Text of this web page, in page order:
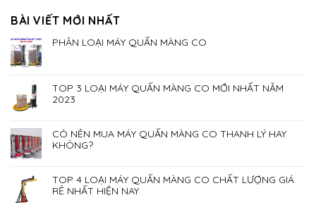
BÀI VIẾT MỚI NHẤT
PHÂN LOẠI MÁY QUẤN MÀNG CO
TOP 3 LOẠI MÁY QUẤN MÀNG CO MỚI NHẤT NĂM
2023
CÓ NÊN MUA MÁY QUẤN MÀNG CO THANH LÝ HAY
KHÔNG?
TOP 4 LOẠI MÁY QUẤN MÀNG CO CHẤT LƯỢNG GIÁ
RẺ NHẤT HIỆN NAY